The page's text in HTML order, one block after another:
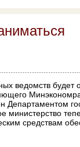
ведомств будет
средствам